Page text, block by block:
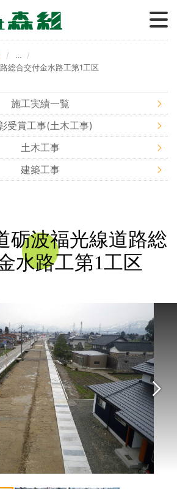
ブログ
…
総合交付金水路工第1工区
施工実績一覧
受賞工事(土木工事)
土木工事
建築工事
砺波福光線道路総
水路工第1工区